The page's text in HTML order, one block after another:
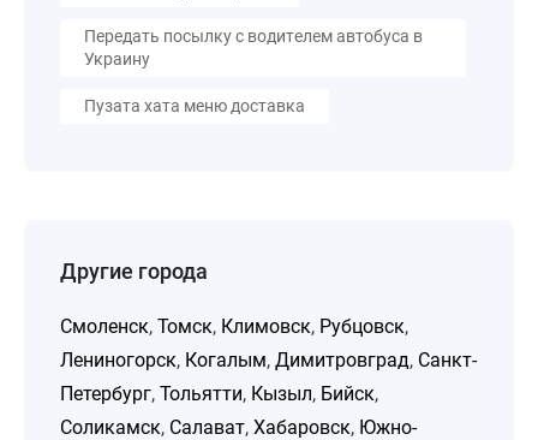
Передать посылку с водителем автобуса в
Украину
Пузата хата меню доставка
Другие города
Смоленск, Томск, Климовск, Рубцовск,
Лениногорск, Когалым, Димитровград, Санкт-
Петербург, Тольятти, Кызыл, Бийск,
Соликамск, Салават, Хабаровск, Южно-